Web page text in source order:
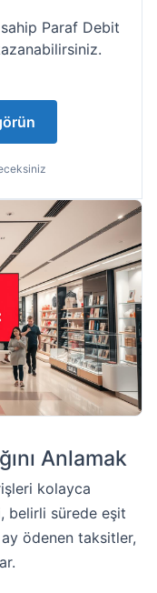
Paraf Debit
Anlamak
kolayca
belirli sürede eşit
ödenen taksitler,